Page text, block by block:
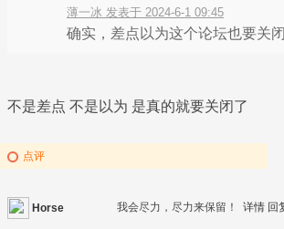
薄一冰 发表于 2024-6-1 09:45
确实，差点以为这个论坛也要关
不是差点 不是以为 是真的就要关闭了
点评
Horse 我会尽力，尽力来保留！ 详情 回